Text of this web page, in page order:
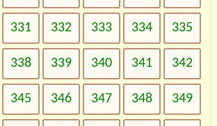
331 332 333 334 335
338 339 340 341 342
345 346 347 348 349